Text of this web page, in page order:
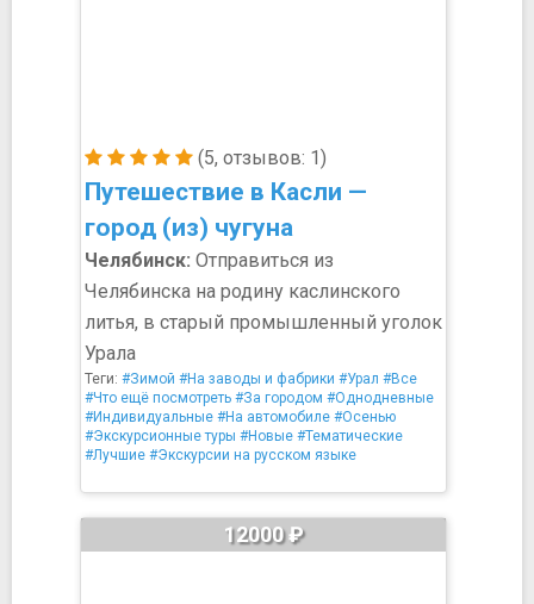
(5, отзывов: 1)
Путешествие в Касли —
город (из) чугуна
Челябинск: Отправиться из
Челябинска на родину каслинского
литья, в старый промышленный уголок
Урала
Теги: #Зимой #На заводы и фабрики #Урал #Все
#Что ещё посмотреть #За городом #Однодневные
#Индивидуальные #На автомобиле #Осенью
#Экскурсионные туры #Новые #Тематические
#Лучшие #Экскурсии на русском языке
12000 ₽